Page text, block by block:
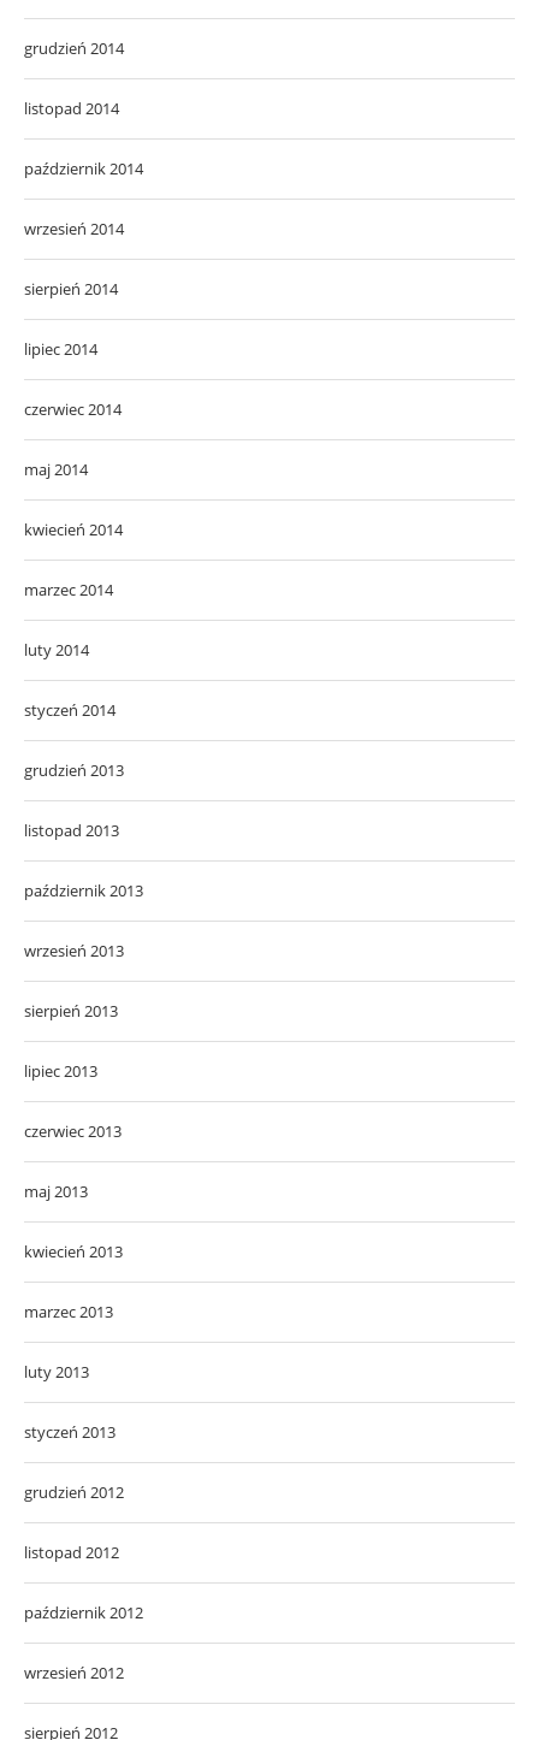
grudzień 2014
listopad 2014
październik 2014
wrzesień 2014
sierpień 2014
lipiec 2014
czerwiec 2014
maj 2014
kwiecień 2014
marzec 2014
luty 2014
styczeń 2014
grudzień 2013
listopad 2013
październik 2013
wrzesień 2013
sierpień 2013
lipiec 2013
czerwiec 2013
maj 2013
kwiecień 2013
marzec 2013
luty 2013
styczeń 2013
grudzień 2012
listopad 2012
październik 2012
wrzesień 2012
sierpień 2012